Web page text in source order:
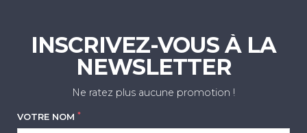
INSCRIVEZ-VOUS À LA
NEWSLETTER
Ne ratez plus aucune promotion !
VOTRE NOM*